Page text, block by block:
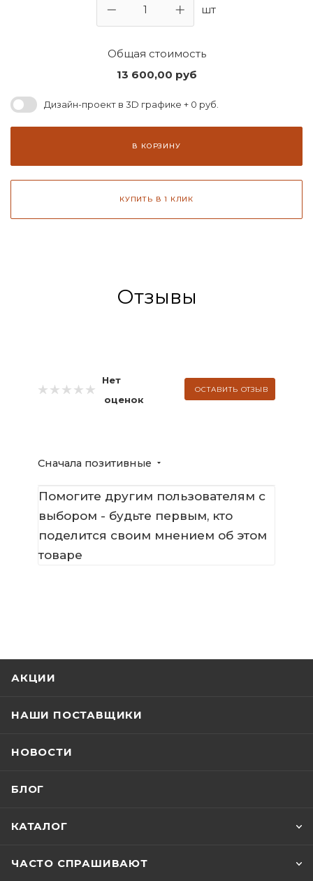
шт
Общая стоимость
13 600,00 руб
Дизайн-проект в 3D графике + 0 руб.
В КОРЗИНУ
КУПИТЬ В 1 КЛИК
Отзывы
Нет
оценок
ОСТАВИТЬ ОТЗЫВ
Сначала позитивные
Помогите другим пользователям с
выбором - будьте первым, кто
поделится своим мнением об этом
товаре
АКЦИИ
НАШИ ПОСТАВЩИКИ
НОВОСТИ
БЛОГ
КАТАЛОГ
ЧАСТО СПРАШИВАЮТ